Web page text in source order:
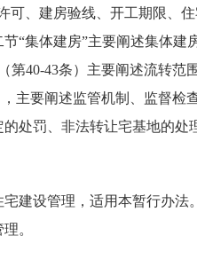
、建房验线、开工期限、
“集体建房”主要阐述集体建
40-43条）主要阐述流转范
主要阐述监管机制、监督检
处罚、非法转让宅基地的
设管理，适用本暂行办法
。